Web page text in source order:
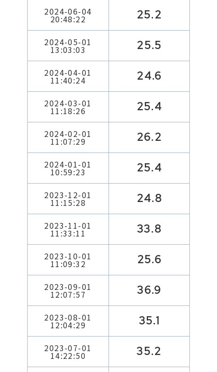
2024-06-04
20:48:22 25.2
2024-05-01
13:03:03 25.5
2024-04-01
11:40:24 24.6
2024-03-01
11:18:26 25.4
2024-02-01
11:07:29 26.2
2024-01-01
10:59:23 25.4
2023-12-01
11:15:28 24.8
2023-11-01
11:33:11 33.8
2023-10-01
11:09:32 25.6
2023-09-01
12:07:57 36.9
2023-08-01
12:04:29 35.1
2023-07-01
14:22:50 35.2